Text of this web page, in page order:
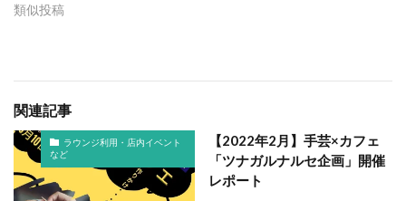
類似投稿
関連記事
ラウンジ利用・店内イベント
など
【2022年2月】手芸×カフェ
「ツナガルナルセ企画」開催
レポート